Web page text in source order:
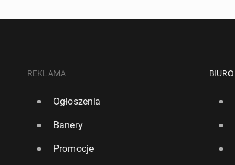
REKLAMA
Ogłoszenia
Banery
Promocje
BIURO